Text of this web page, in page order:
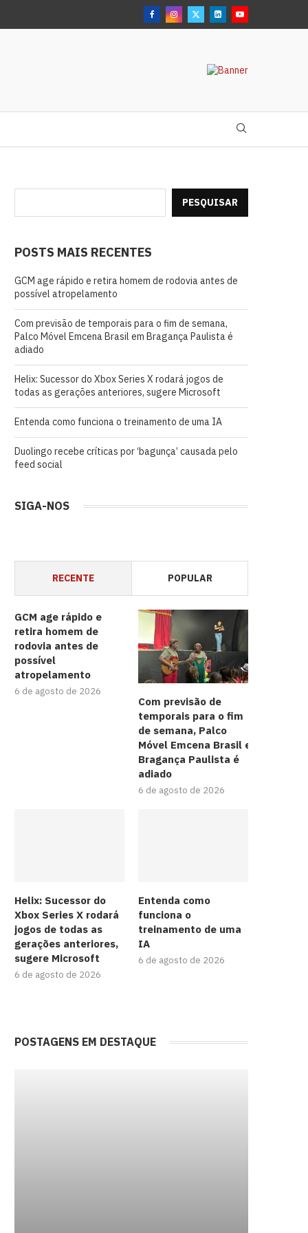
PESQUISAR
POSTS MAIS RECENTES
GCM age rápido e retira homem de rodovia antes de
possível atropelamento
Com previsão de temporais para o fim de semana,
Palco Móvel Emcena Brasil em Bragança Paulista é
adiado
Helix: Sucessor do Xbox Series X rodará jogos de
todas as gerações anteriores, sugere Microsoft
Entenda como funciona o treinamento de uma IA
Duolingo recebe críticas por ‘bagunça’ causada pelo
feed social
SIGA-NOS
RECENTE POPULAR
GCM age rápido e
retira homem de
rodovia antes de
possível
atropelamento
6 de agosto de 2026
Com previsão de
temporais para o fim
de semana, Palco
Móvel Emcena Brasil em
Bragança Paulista é
adiado
6 de agosto de 2026
Helix: Sucessor do
Xbox Series X rodará
jogos de todas as
gerações anteriores,
sugere Microsoft
6 de agosto de 2026
Entenda como
funciona o
treinamento de uma
IA
6 de agosto de 2026
POSTAGENS EM DESTAQUE